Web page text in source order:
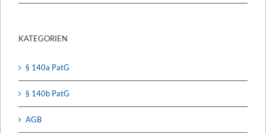
KATEGORIEN
§ 140a PatG
§ 140b PatG
AGB